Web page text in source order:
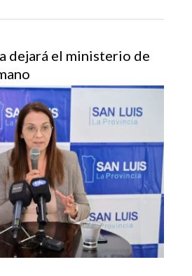
dejará el ministerio de